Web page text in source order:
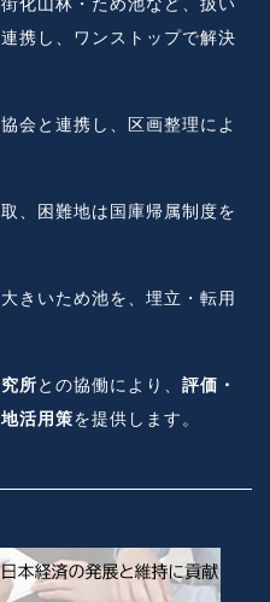
化山林・ため池など、扱い
携し、ワンストップで解決
会と連携し、区画整理によ
、困難地は国庫帰属制度を
きいため池を、埋立・転用
所との協働により、 評価・
活用策を提供します。